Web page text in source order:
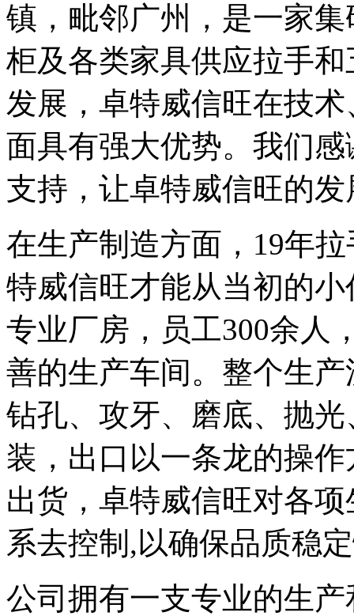
镇，毗邻广州，是一家
柜及各类家具供应拉手
发展，卓特威信旺在技
面具有强大优势。我们
支持，让卓特威信旺的
在生产制造方面，19年
特威信旺才能从当初的
专业厂房，员工300余人
善的生产车间。整个生
钻孔、攻牙、磨底、抛
装，出口以一条龙的操
出货，卓特威信旺对各
系去控制,以确保品质稳
公司拥有一支专业的生